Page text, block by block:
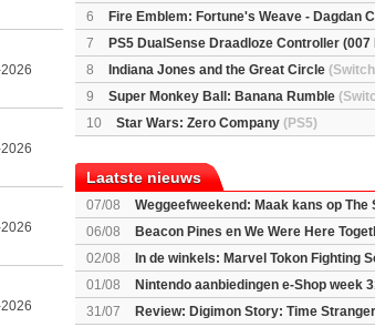
6
Fire Emblem: Fortune's Weave - Dagdan
(Switch2)
7
PS5 DualSense Draadloze Controller (007
Light Limited Edition)(PS5)
8 Indiana Jones and the Great Circle
9
Super Monkey Ball: Banana Rumble
10
Star Wars: Zero Company (PS5)
Laatste nieuws
07/08
Weggeefweekend: Maak kans op The
Mario Galaxy movie (2x)!
06/08
Beacon Pines en We Were Here
Gratis
02/08
In de winkels: Marvel Tokon Fighting
Beast of Reincarnation
01/08
Nintendo aanbiedingen e-Shop week
voor Switch 2
31/07 Review: Digimon Story: Time Stranger